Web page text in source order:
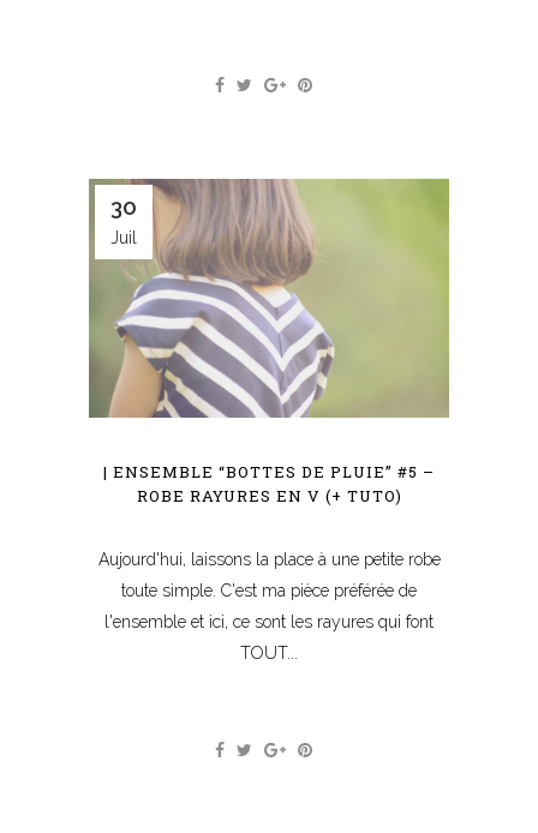
30
Juil
| ENSEMBLE “BOTTES DE PLUIE” #5 –
ROBE RAYURES EN V (+ TUTO)
Aujourd'hui, laissons la place à une petite robe
toute simple. C'est ma pièce préférée de
l'ensemble et ici, ce sont les rayures qui font
TOUT...